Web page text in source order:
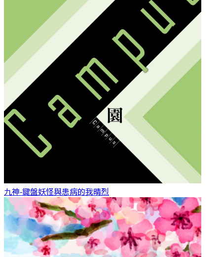
九神-鍵盤妖怪與患病的我晴烈